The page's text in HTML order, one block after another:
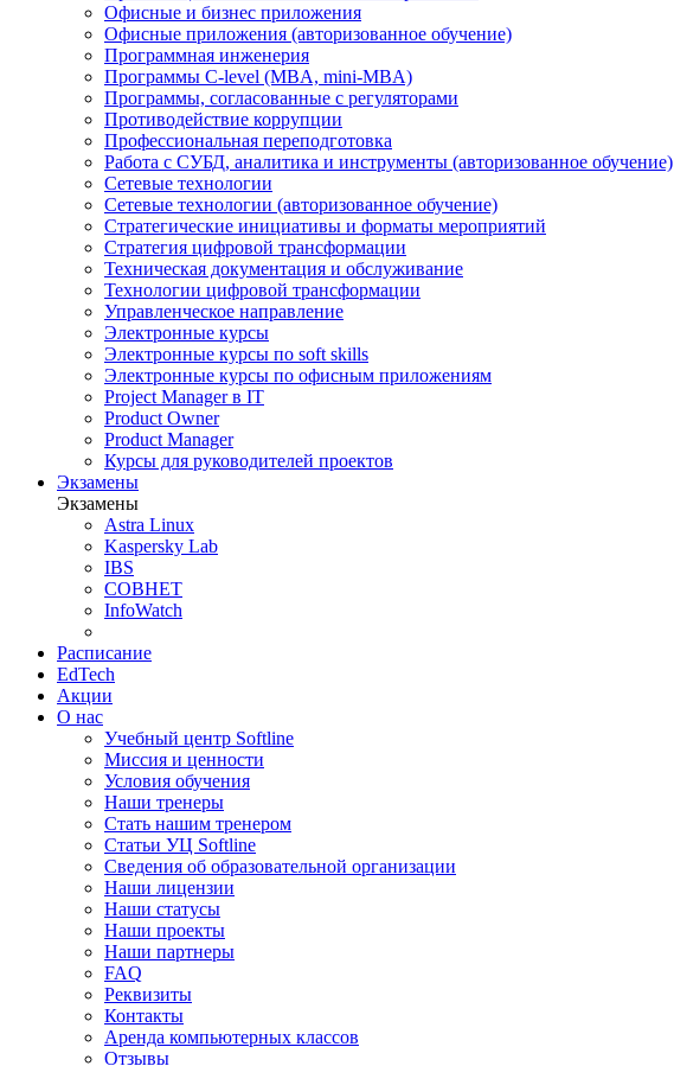
Офисные и бизнес приложения
Офисные приложения (авторизованное обучение)
Программная инженерия
Программы C-level (MBA, mini-MBA)
Программы, согласованные с регуляторами
Противодействие коррупции
Профессиональная переподготовка
Работа с СУБД, аналитика и инструменты (авторизованное обучение)
Сетевые технологии
Сетевые технологии (авторизованное обучение)
Стратегические инициативы и форматы мероприятий
Стратегия цифровой трансформации
Техническая документация и обслуживание
Технологии цифровой трансформации
Управленческое направление
Электронные курсы
Электронные курсы по soft skills
Электронные курсы по офисным приложениям
Project Manager в IT
Product Owner
Product Manager
Курсы для руководителей проектов
Экзамены
Экзамены
Astra Linux
Kaspersky Lab
IBS
СОВНЕТ
InfoWatch
Расписание
EdTech
Акции
О нас
Учебный центр Softline
Миссия и ценности
Условия обучения
Наши тренеры
Стать нашим тренером
Статьи УЦ Softline
Сведения об образовательной организации
Наши лицензии
Наши статусы
Наши проекты
Наши партнеры
FAQ
Реквизиты
Контакты
Аренда компьютерных классов
Отзывы